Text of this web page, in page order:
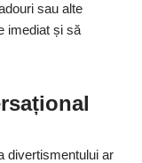
sau alte
imediat și să
divertismentului ar